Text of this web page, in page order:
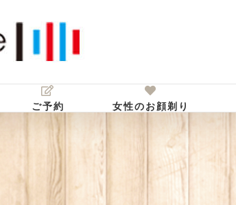
ご予約 女性のお顔剃り